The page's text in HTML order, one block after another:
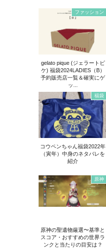
ファッション
gelato pique (ジェラートピ
ケ) 福袋2024LADIES（B）
予約販売店一覧＆確実にゲ
ッ...
福袋
コウペンちゃん福袋2022年
（寅年）中身のネタバレを
紹介
原神
原神の聖遺物厳選〜基準と
スコア・おすすめの世界ラ
ンクと当たりの目安は？